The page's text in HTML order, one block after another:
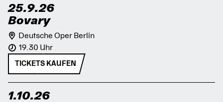
25.9.26
Bovary
Deutsche Oper Berlin
19.30 Uhr
TICKETS KAUFEN
1.10.26